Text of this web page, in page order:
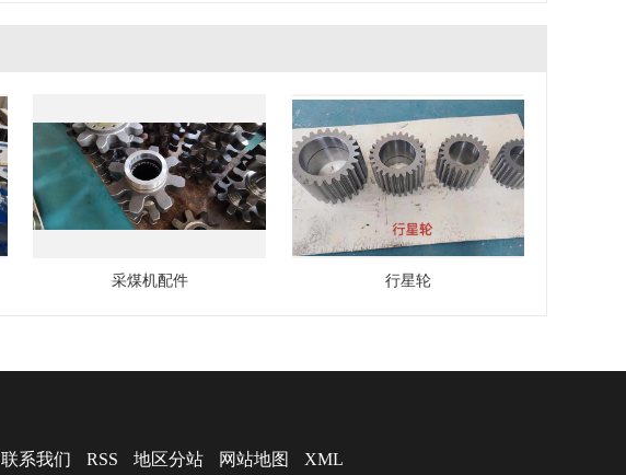
采煤机配件 行星轮
联系我们 RSS 地区分站 网站地图 XML